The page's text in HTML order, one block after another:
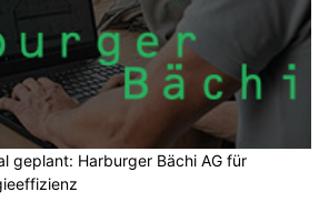
geplant: Harburger Bächi AG für